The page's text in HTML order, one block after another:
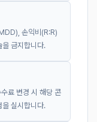
손익비(R:R)
을 금지합니다.
료 변경 시 해당 콘
을 실시합니다.